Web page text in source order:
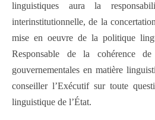
linguistiques aura la
interinstitutionnelle, de la
mise en oeuvre de la politique
Responsable de la cohérence
gouvernementales en matière
conseiller l’Exécutif sur toute
linguistique de l’État.